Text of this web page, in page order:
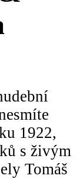
1922,
s živým
Tomáš